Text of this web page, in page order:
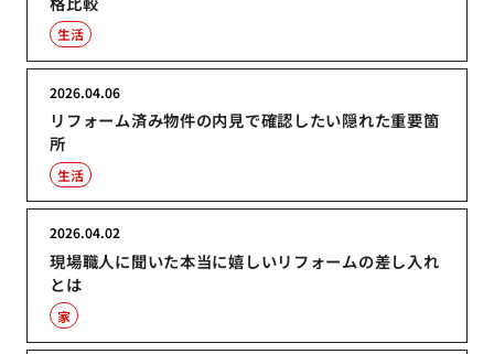
生活
リフォーム済み物件の内見で確認したい隠れた重要箇
所
2026.04.06
生活
現場職人に聞いた本当に嬉しいリフォームの差し入れ
とは
2026.04.02
家